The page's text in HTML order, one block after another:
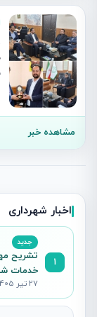
مشاهده خبر
اخبار شهرداری
1
جدید
تشریح
خدمات
نشست
27 تیر 1405